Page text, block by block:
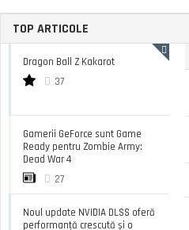
TOP ARTICOLE
Dragon Ball Z Kakarot
37
Gamerii GeForce sunt Game
Ready pentru Zombie Army:
Dead War 4
27
Noul update NVIDIA DLSS oferă
performanță crescută și o